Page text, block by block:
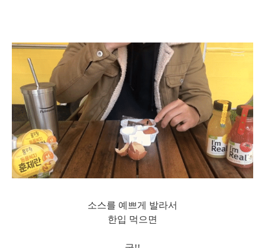
소스를 예쁘게 발라서
한입 먹으면